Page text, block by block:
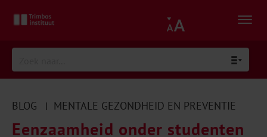
BLOG | MENTALE GEZONDHEID EN PREVENTIE
Eenzaamheid onder studenten